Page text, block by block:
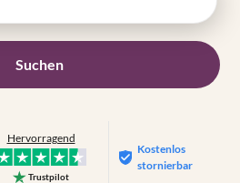
Suchen
Hervorragend
Trustpilot
Kostenlos
stornierbar